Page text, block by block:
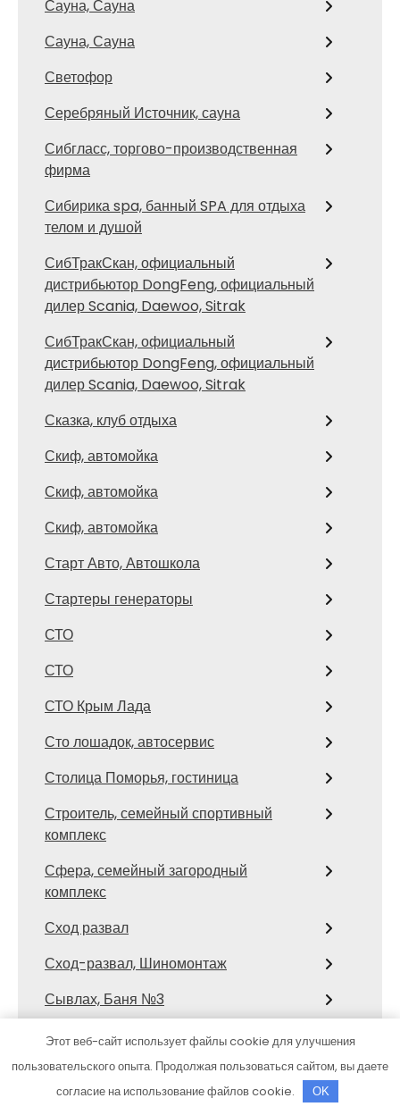
Сауна, Сауна
Сауна, Сауна
Светофор
Серебряный Источник, сауна
Сибгласс, торгово-производственная
фирма
Сибирика spa, банный SPA для отдыха
телом и душой
СибТракСкан, официальный
дистрибьютор DongFeng, официальный
дилер Scania, Daewoo, Sitrak
СибТракСкан, официальный
дистрибьютор DongFeng, официальный
дилер Scania, Daewoo, Sitrak
Сказка, клуб отдыха
Скиф, автомойка
Скиф, автомойка
Скиф, автомойка
Старт Авто, Автошкола
Стартеры генераторы
СТО
СТО
СТО Крым Лада
Сто лошадок, автосервис
Столица Поморья, гостиница
Строитель, семейный спортивный
комплекс
Сфера, семейный загородный
комплекс
Сход развал
Сход-развал, Шиномонтаж
Сывлах, Баня №3
Темерницкий, развлекательный
Тест Драйв-Ст
Этот веб-сайт использует файлы cookie для улучшения
пользовательского опыта. Продолжая пользоваться сайтом, вы даете
согласие на использование файлов cookie.
OK